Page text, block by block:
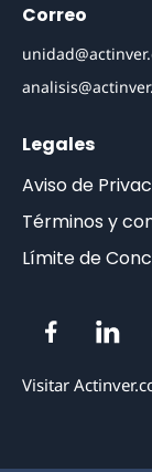
Correo
Legales
Aviso de
Términos y
Límite de
Visitar